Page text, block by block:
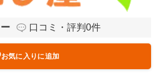
ー 口コミ・評判0件
お気に入りに追加